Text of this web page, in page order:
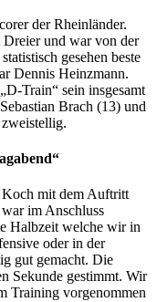
der Rheinländer.
Dreier und war von der
gesehen beste
Dennis Heinzmann.
Train“ sein insgesamt
Brach (13) und
mit dem Auftritt
im Anschluss
Halbzeit welche wir in
oder in der
gut gemacht. Die
Sekunde gestimmt. Wir
Training vorgenommen